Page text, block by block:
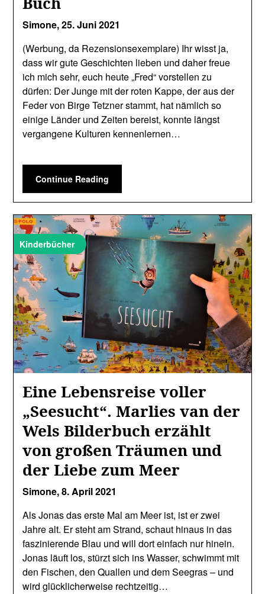
Simone,25. Juni 2021
(Werbung, da Rezensionsexemplare) Ihr wisst ja,
dass wir gute Geschichten lieben und daher freue
ich mich sehr, euch heute „Fred“ vorstellen zu
dürfen: Der Junge mit der roten Kappe, der aus der
Feder von Birge Tetzner stammt, hat nämlich so
einige Länder und Zeiten bereist, konnte längst
vergangene Kulturen kennenlernen…
Continue Reading
Kinderbücher
Eine Lebensreise voller
„Seesucht“. Marlies van der
Wels Bilderbuch erzählt
von großen Träumen und
der Liebe zum Meer
Simone,8. April 2021
Als Jonas das erste Mal am Meer ist, ist er zwei
Jahre alt. Er steht am Strand, schaut hinaus in das
faszinierende Blau und will dort einfach nur hinein.
Jonas läuft los, stürzt sich ins Wasser, schwimmt mit
den Fischen, den Quallen und dem Seegras – und
wird glücklicherweise rechtzeitig…